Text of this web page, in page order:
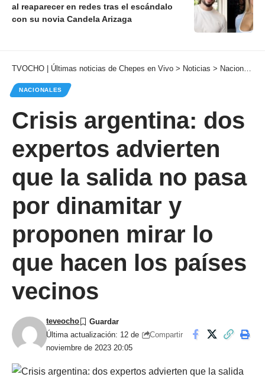
al reaparecer en redes tras el escándalo
con su novia Candela Arizaga
TVOCHO | Últimas noticias de Chepes en Vivo > Noticias > Nacionales
NACIONALES
Crisis argentina: dos
expertos advierten
que la salida no pasa
por dinamitar y
proponen mirar lo
que hacen los países
vecinos
Última actualización: 12 de
noviembre de 2023 20:05
teveocho
Compartir